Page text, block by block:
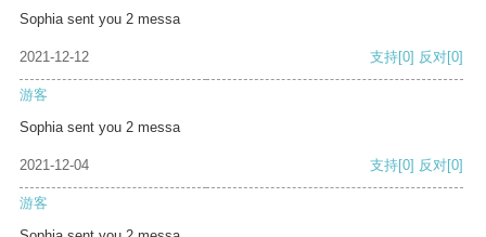
Sophia sent you 2 messa
2021-12-12 支持[0] 反对[0]
游客
Sophia sent you 2 messa
2021-12-04 支持[0] 反对[0]
游客